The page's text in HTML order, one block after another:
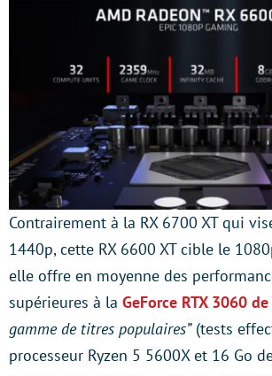
Contrairement à la RX 6700 XT qui
1440p, cette RX 6600 XT cible le
elle offre en moyenne des
supérieures à la GeForce RTX 3060
gamme de titres populaires”(tests
processeur Ryzen 5 5600X et 16 Go